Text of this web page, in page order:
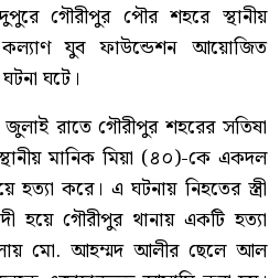
গৌরীপুর পৌর শহরে স্থানীয়
যুব ফাউন্ডেশন আয়োজিত
ঘটে।
রাতে গৌরীপুর শহরের সতিষা
মানিক মিয়া (৪০)-কে একদল
হত্যা করে। এ ঘটনায় নিহতের স্ত্রী
হয়ে গৌরীপুর থানায় একটি হত্যা
মো. আহম্মদ আলীর ছেলে আল